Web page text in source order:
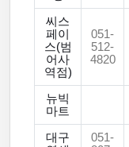
씨스
페이
스(범
어사
역점)
051-
512-
4820
뉴빅
마트
대구
051-